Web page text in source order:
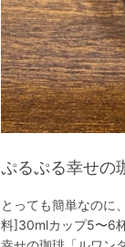
ぷるぷる幸せ
とっても簡単なのに
料]30mlカップ5〜6